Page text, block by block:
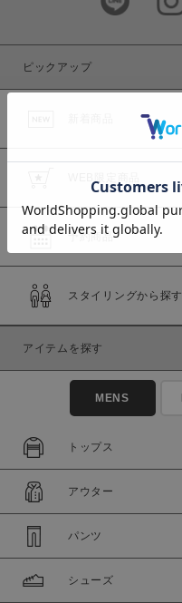
商品タイプ
通常商品
セール価格
在庫
在庫あり
ピックアップ
予約商品
スタイリングから探す
アイテムを探す
MENS
トップス
アウター
パンツ
シューズ